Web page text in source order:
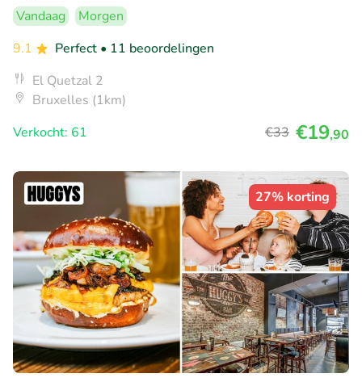
Vandaag
Morgen
9.1
Perfect • 11 beoordelingen
El Quetzal 2
Bruxelles (1km)
Verkocht: 61
€33 €19,90
27% korting